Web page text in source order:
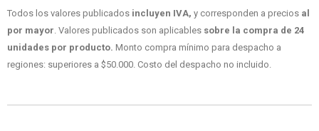
Todos los valores publicados incluyen IVA, y corresponden a precios al
por mayor . Valores publicados son aplicables sobre la compra de 24
unidades por producto. Monto compra mínimo para despacho a
regiones: superiores a $50.000. Costo del despacho no incluido.